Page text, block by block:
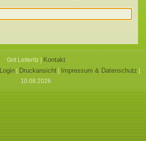
Grit Leiteritz | Kontakt
Login| Druckansicht| Impressum & Datenschutz
10.08.2026